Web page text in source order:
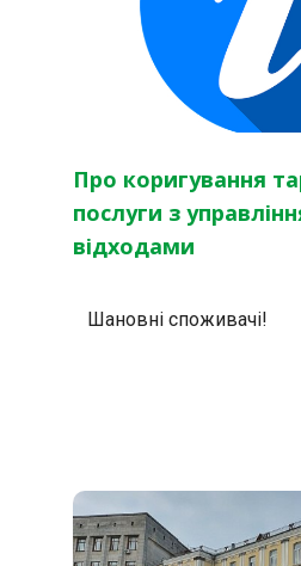
Про коригування
послуги з
відходами
   Шановні споживачі!